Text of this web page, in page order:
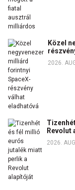
Közel
2026.
Revolut
2026.